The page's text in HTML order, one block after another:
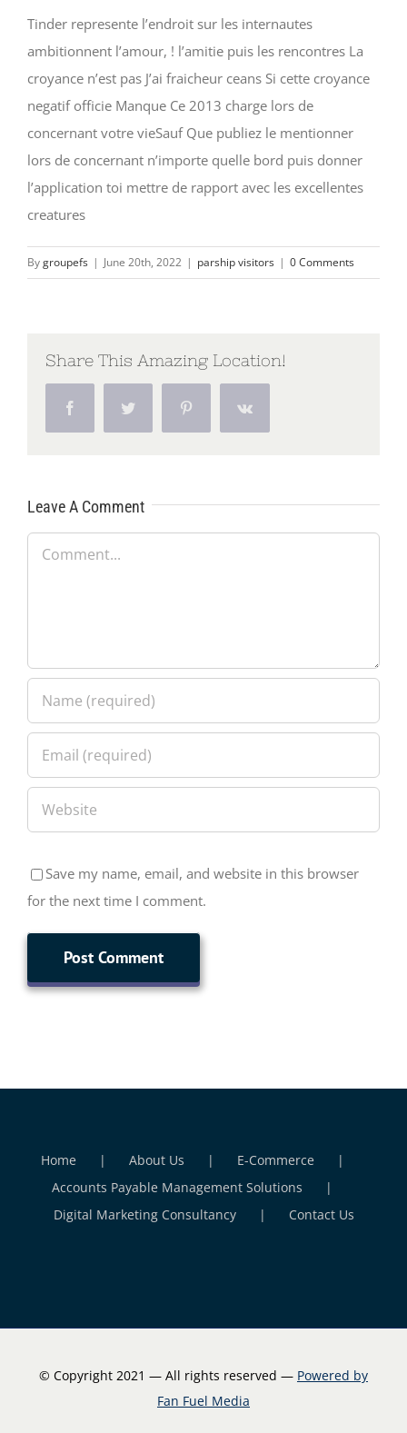
Tinder represente l’endroit sur les internautes
ambitionnent l’amour, ! l’amitie puis les rencontres La
croyance n’est pas J’ai fraicheur ceans Si cette croyance
negatif officie Manque Ce 2013 charge lors de
concernant votre vieSauf Que publiez le mentionner
lors de concernant n’importe quelle bord puis donner
l’application toi mettre de rapport avec les excellentes
creatures
Bygroupefs | June 20th, 2022 | parship visitors | 0 Comments
Share This Amazing Location!
Facebook Pinterest Vk
Leave A Comment
Comment
Save my name, email, and website in this browser
for the next time I comment.
Home About Us
E-Commerce
Accounts Payable Management Solutions
Digital Marketing Consultancy
Contact Us
© Copyright 2021 — All rights reserved — Powered by
Fan Fuel Media